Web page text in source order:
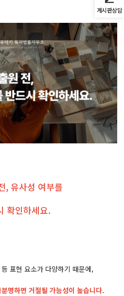
게시판상담
, 유사성 여부를
확인하세요.
등 표현 요소가 다양하기 때문에,
명하면 거절될 가능성이 높습니다.